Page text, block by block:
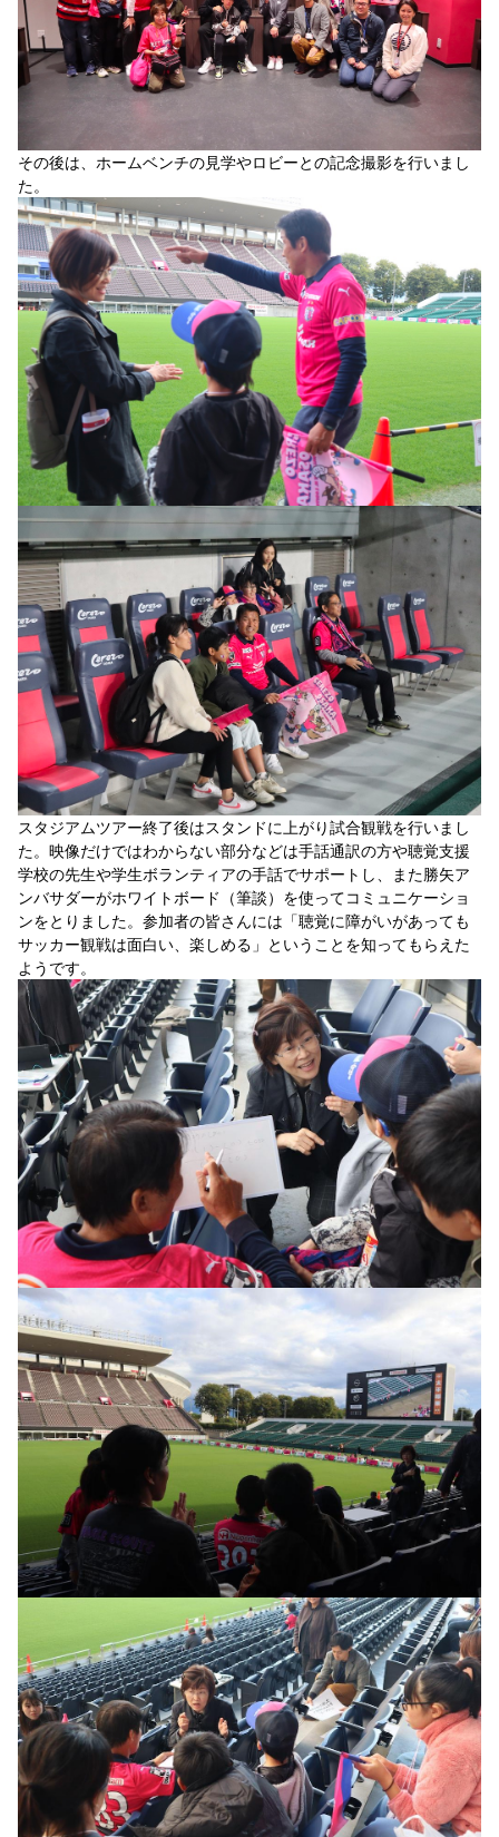
その後は、ホームベンチの見学やロビーとの記念撮影を行いまし
た。
スタジアムツアー終了後はスタンドに上がり試合観戦を行いまし
た。映像だけではわからない部分などは手話通訳の方や聴覚支援
学校の先生や学生ボランティアの手話でサポートし、また勝矢ア
ンバサダーがホワイトボード（筆談）を使ってコミュニケーショ
ンをとりました。参加者の皆さんには「聴覚に障がいがあっても
サッカー観戦は面白い、楽しめる」ということを知ってもらえた
ようです。